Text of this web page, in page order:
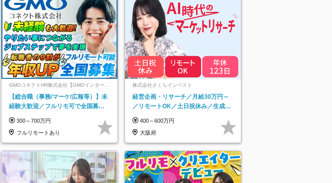
GMOコネクトHR株式会社【GMOインターネ
ットグループ】
【総合職（事務/マーケ/広報等）】未
経験大歓迎／フルリモ可で全国募
★
300～700万円
フルリモートあり
株式会社さくらインベスト
経営企画・リサーチ／月給30万円～
／リモートOK／土日祝休み／生成AI
400～600万円
大阪府